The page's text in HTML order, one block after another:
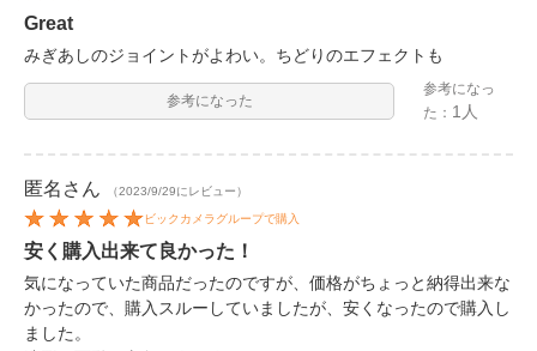
Great
みぎあしのジョイントがよわい。ちどりのエフェクトも
参考になった
参考になっ
た： 1人
匿名 さん （2023/9/29にレビュー）
ビックカメラグループで購入
安く購入出来て良かった！
気になっていた商品だったのですが、価格がちょっと納得出来な
かったので、購入スルーしていましたが、安くなったので購入し
ました。